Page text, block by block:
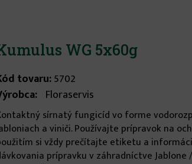
WG 5x60g
tovaru:5702
Floraservis
sírnatý fungicíd vo forme
a viniči. Používajte prípravok na
si vždy prečítajte etiketu a
prípravku v záhradníctve